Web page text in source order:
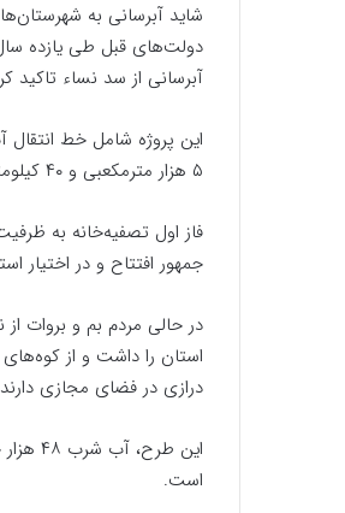
شاید آبرسانی به
دولت‌های قبل طی یازده
آبرسانی از سد نساء تاکید
۵ هزار مترمکعبی و ۴۰ کیلومتر خط برق است.
جمهور افتتاح و در اختیار
استان را داشت و از
درازی در فضای مجازی
است.